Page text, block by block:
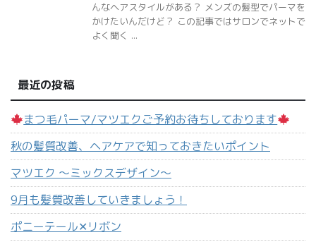
んなヘアスタイルがある？ メンズの髪型でパーマを
かけたいんだけど？ この記事ではサロンでネットで
よく聞く ...
最近の投稿
まつ毛パーマ/マツエクご予約お待ちしております
秋の髪質改善、ヘアケアで知っておきたいポイント
マツエク 〜ミックスデザイン〜
9月も髪質改善していきましょう！
ポニーテール‪✕‬リボン